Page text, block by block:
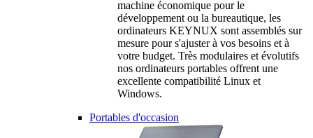
machine économique pour le
développement ou la bureautique, les
ordinateurs KEYNUX sont assemblés sur
mesure pour s'ajuster à vos besoins et à
votre budget. Très modulaires et évolutifs
nos ordinateurs portables offrent une
excellente compatibilité Linux et
Windows.
Portables d'occasion